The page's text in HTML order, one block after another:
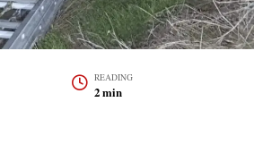
READING
2 min